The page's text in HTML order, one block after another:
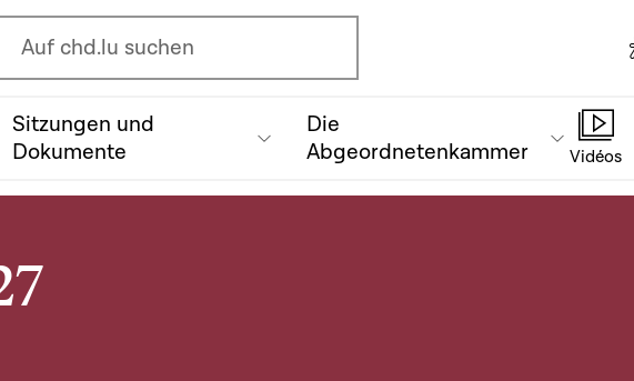
l'écran de recherche
Auf chd.lu suchen
Sitzungen und
Dokumente
Die
Abgeordnetenkammer
Vidéos